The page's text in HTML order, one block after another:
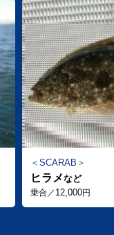
SCARAB
ヒラメなど
乗合／ 12,000円